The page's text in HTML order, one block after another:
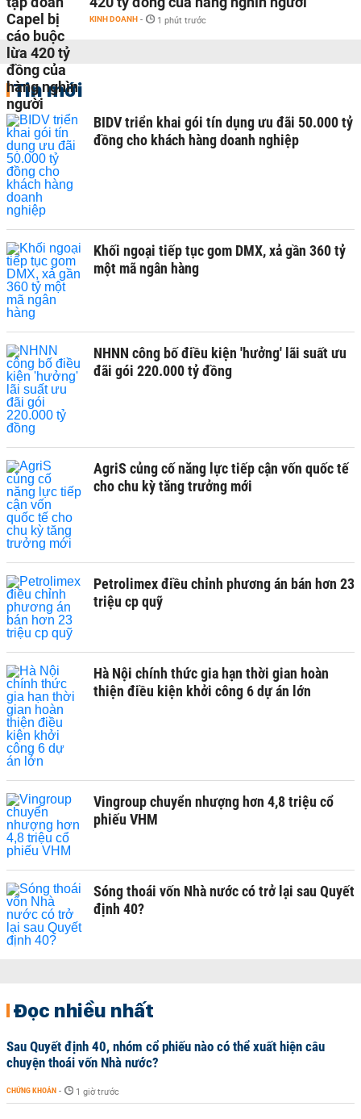
KINH DOANH - 1 phút trước
Tin mới
BIDV triển khai gói tín dụng ưu đãi 50.000 tỷ
đồng cho khách hàng doanh nghiệp
Khối ngoại tiếp tục gom DMX, xả gần 360 tỷ
một mã ngân hàng
NHNN công bố điều kiện 'hưởng' lãi suất ưu
đãi gói 220.000 tỷ đồng
AgriS củng cố năng lực tiếp cận vốn quốc tế
cho chu kỳ tăng trưởng mới
Petrolimex điều chỉnh phương án bán hơn 23
triệu cp quỹ
Hà Nội chính thức gia hạn thời gian hoàn
thiện điều kiện khởi công 6 dự án lớn
Vingroup chuyển nhượng hơn 4,8 triệu cổ
phiếu VHM
Sóng thoái vốn Nhà nước có trở lại sau Quyết
định 40?
Đọc nhiều nhất
Sau Quyết định 40, nhóm cổ phiếu nào có thể xuất hiện câu
chuyện thoái vốn Nhà nước?
CHỨNG KHOÁN - 1 giờ trước